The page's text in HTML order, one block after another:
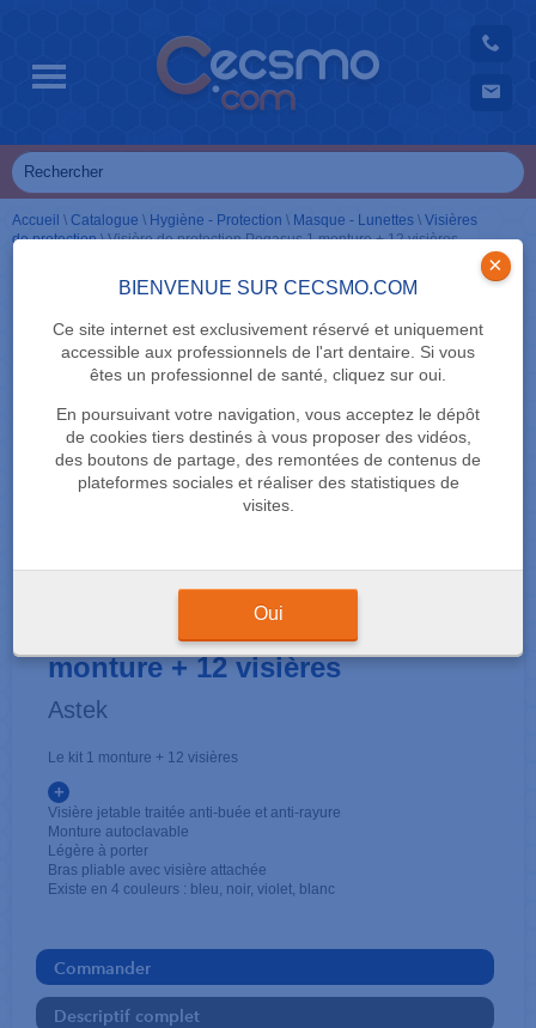
BIENVENUE SUR CECSMO.COM
Ce site internet est exclusivement réservé et uniquement
accessible aux professionnels de l'art dentaire. Si vous
êtes un professionnel de santé, cliquez sur oui.
En poursuivant votre navigation, vous acceptez le dépôt
de cookies tiers destinés à vous proposer des vidéos,
des boutons de partage, des remontées de contenus de
plateformes sociales et réaliser des statistiques de
visites.
×
Oui
Accueil \ Catalogue \ Hygiène - Protection \ Masque - Lunettes \ Visières
de protection\Visière de protection Pegasus 1 monture + 12 visières
Visière de protection Pegasus 1
monture + 12 visières
Astek
Le kit 1 monture + 12 visières
+
Visière jetable traitée anti-buée et anti-rayure
Monture autoclavable
Légère à porter
Bras pliable avec visière attachée
Existe en 4 couleurs : bleu, noir, violet, blanc
Commander
Descriptif complet